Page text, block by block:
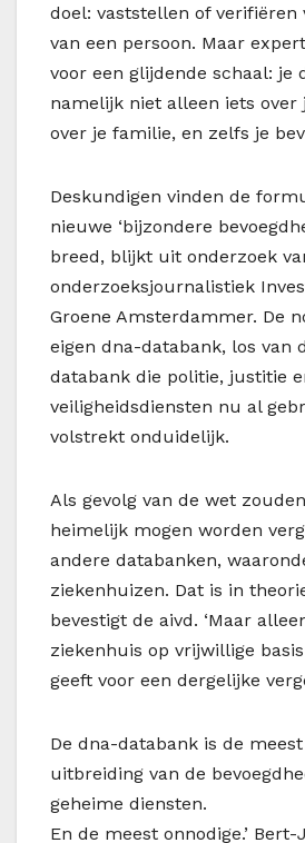
doel: vaststellen of verifiëren
van een persoon. Maar
voor een glijdende schaal: je
namelijk niet alleen iets over
over je familie, en zelfs je
Deskundigen vinden de
nieuwe ‘bijzondere
breed, blijkt uit onderzoek
onderzoeksjournalistiek
Groene Amsterdammer. De
eigen dna-databank, los van
databank die politie, justitie
veiligheidsdiensten nu al
volstrekt onduidelijk.
Als gevolg van de wet
heimelijk mogen worden
andere databanken,
ziekenhuizen. Dat is in
bevestigt de aivd. ‘Maar
ziekenhuis op vrijwillige
geeft voor een dergelijke
De dna-databank is de
uitbreiding van de
geheime diensten.
En de meest onnodige.’ Bert-